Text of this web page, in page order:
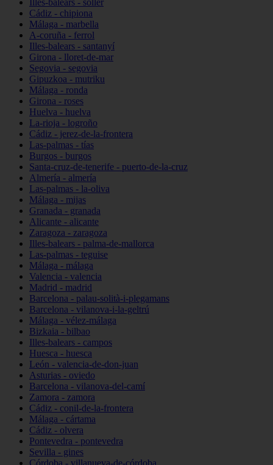
Illes-balears - sóller
Cádiz - chipiona
Málaga - marbella
A-coruña - ferrol
Illes-balears - santanyí
Girona - lloret-de-mar
Segovia - segovia
Gipuzkoa - mutriku
Málaga - ronda
Girona - roses
Huelva - huelva
La-rioja - logroño
Cádiz - jerez-de-la-frontera
Las-palmas - tías
Burgos - burgos
Santa-cruz-de-tenerife - puerto-de-la-cruz
Almería - almería
Las-palmas - la-oliva
Málaga - mijas
Granada - granada
Alicante - alicante
Zaragoza - zaragoza
Illes-balears - palma-de-mallorca
Las-palmas - teguise
Málaga - málaga
Valencia - valencia
Madrid - madrid
Barcelona - palau-solità-i-plegamans
Barcelona - vilanova-i-la-geltrú
Málaga - vélez-málaga
Bizkaia - bilbao
Illes-balears - campos
Huesca - huesca
León - valencia-de-don-juan
Asturias - oviedo
Barcelona - vilanova-del-camí
Zamora - zamora
Cádiz - conil-de-la-frontera
Málaga - cártama
Cádiz - olvera
Pontevedra - pontevedra
Sevilla - gines
Córdoba - villanueva-de-córdoba